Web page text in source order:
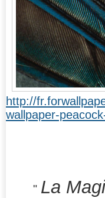
http://
wallpaper-
" La